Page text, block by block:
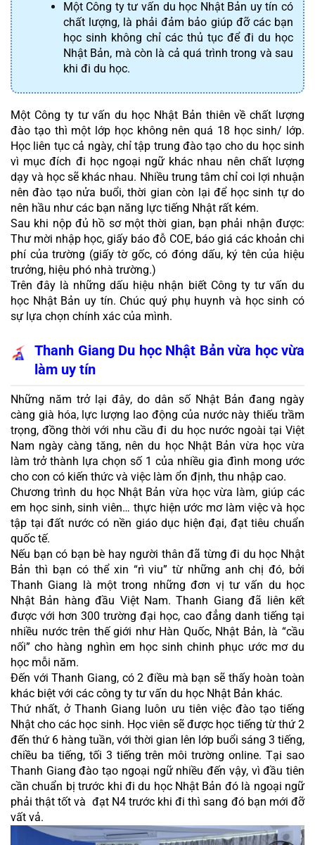
Một Công ty tư vấn du học Nhật Bản uy tín có
chất lượng, là phải đảm bảo giúp đỡ các bạn
học sinh không chỉ các thủ tục để đi du học
Nhật Bản, mà còn là cả quá trình trong và sau
khi đi du học.
Một Công ty tư vấn du học Nhật Bản thiên về chất lượng
đào tạo thì một lớp học không nên quá 18 học sinh/ lớp.
Học liên tục cả ngày, chỉ tập trung đào tạo cho du học sinh
vì mục đích đi học ngoại ngữ khác nhau nên chất lượng
dạy và học sẽ khác nhau. Nhiều trung tâm chỉ coi lợi nhuận
nên đào tạo nửa buổi, thời gian còn lại để học sinh tự do
nên hầu như các bạn năng lực tiếng Nhật rất kém.
Sau khi nộp đủ hồ sơ một thời gian, bạn phải nhận được:
Thư mời nhập học, giấy báo đỗ COE, báo giá các khoản chi
phí của trường (giấy tờ gốc, có đóng dấu, ký tên của hiệu
trưởng, hiệu phó nhà trường.)
Trên đây là những dấu hiệu nhận biết Công ty tư vấn du
học Nhật Bản uy tín. Chúc quý phụ huynh và học sinh có
sự lựa chọn chính xác của mình.
Thanh Giang Du học Nhật Bản vừa học vừa
làm uy tín
Những năm trở lại đây, do dân số Nhật Bản đang ngày
càng già hóa, lực lượng lao động của nước này thiếu trầm
trọng, đồng thời với nhu cầu đi du học nước ngoài tại Việt
Nam ngày càng tăng, nên du học Nhật Bản vừa học vừa
làm trở thành lựa chọn số 1 của nhiều gia đình mong ước
cho con có kiến thức và việc làm ổn định, thu nhập cao.
Chương trình du học Nhật Bản vừa học vừa làm, giúp các
em học sinh, sinh viên… thực hiện ước mơ làm việc và học
tập tại đất nước có nền giáo dục hiện đại, đạt tiêu chuẩn
quốc tế.
Nếu bạn có bạn bè hay người thân đã từng đi du học Nhật
Bản thì bạn có thể xin “rì viu” từ những anh chị đó, bởi
Thanh Giang là một trong những đơn vị tư vấn du học
Nhật Bản hàng đầu Việt Nam. Thanh Giang đã liên kết
được với hơn 300 trường đại học, cao đẳng danh tiếng tại
nhiều nước trên thế giới như Hàn Quốc, Nhật Bản, là “cầu
nối” cho hàng nghìn em học sinh chinh phục ước mơ du
học mỗi năm.
Đến với Thanh Giang, có 2 điều mà bạn sẽ thấy hoàn toàn
khác biệt với các công ty tư vấn du học Nhật Bản khác.
Thứ nhất, ở Thanh Giang luôn ưu tiên việc đào tạo tiếng
Nhật cho các học sinh. Học viên sẽ được học tiếng từ thứ 2
đến thứ 6 hàng tuần, với thời gian lên lớp buổi sáng 3 tiếng,
chiều ba tiếng, tối 3 tiếng trên môi trường online. Tại sao
Thanh Giang đào tạo ngoại ngữ nhiều đến vậy, vì đầu tiên
cần chuẩn bị trước khi đi du học Nhật Bản đó là ngoại ngữ
phải thật tốt và  đạt N4 trước khi đi thì sang đó bạn mới đỡ
vất vả.